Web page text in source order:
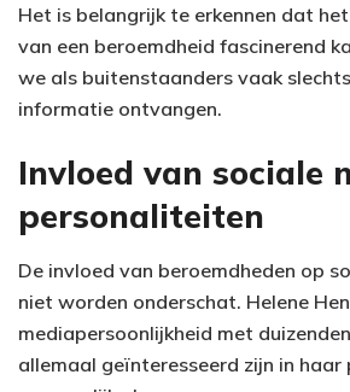
Het is belangrijk te erkennen dat
van een beroemdheid fascinerend
we als buitenstaanders vaak
informatie ontvangen.
Invloed van sociale
personaliteiten
De invloed van beroemdheden op
niet worden onderschat. Helene
mediapersoonlijkheid met
allemaal geïnteresseerd zijn in haar